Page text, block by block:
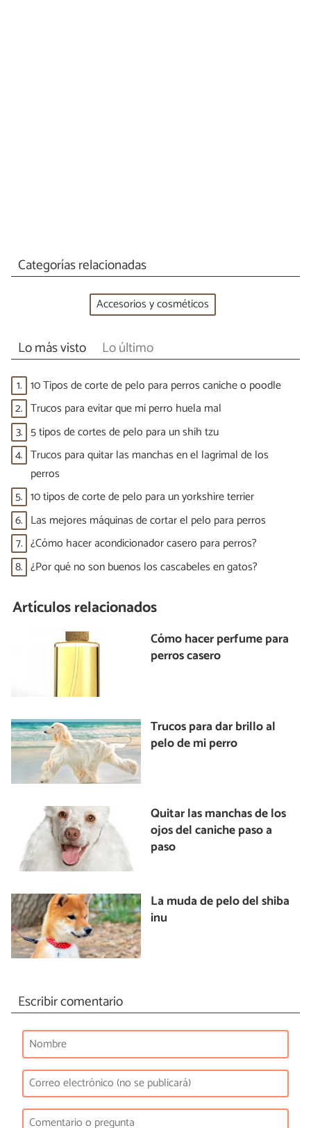
Categorías relacionadas
Accesorios y cosméticos
Lo más visto Lo último
1. 10 Tipos de corte de pelo para perros caniche o poodle
2. Trucos para evitar que mi perro huela mal
3. 5 tipos de cortes de pelo para un shih tzu
4. Trucos para quitar las manchas en el lagrimal de los
perros
5. 10 tipos de corte de pelo para un yorkshire terrier
6. Las mejores máquinas de cortar el pelo para perros
7. ¿Cómo hacer acondicionador casero para perros?
8. ¿Por qué no son buenos los cascabeles en gatos?
Artículos relacionados
Cómo hacer perfume para
perros casero
Trucos para dar brillo al
pelo de mi perro
Quitar las manchas de los
ojos del caniche paso a
paso
La muda de pelo del shiba
inu
Escribir comentario